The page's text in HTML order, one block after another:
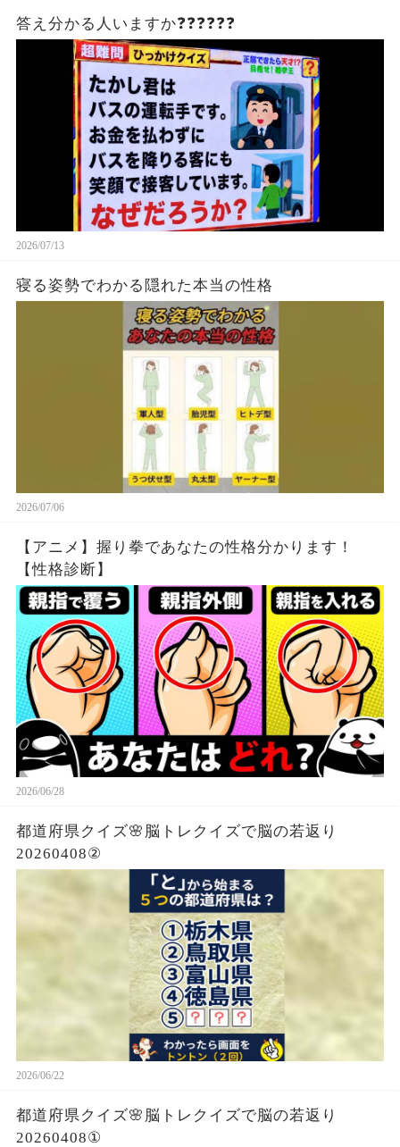
答え分かる人いますか❓❓❓❓❓❓
2026/07/13
寝る姿勢でわかる隠れた本当の性格
2026/07/06
【アニメ】握り拳であなたの性格分かります！
【性格診断】
2026/06/28
都道府県クイズ🌸脳トレクイズで脳の若返り
20260408②
2026/06/22
都道府県クイズ🌸脳トレクイズで脳の若返り
20260408①